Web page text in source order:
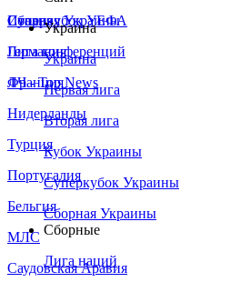
Сборная Украины
Италия
Германия
Франция
Нидерланды
Турция
Португалия
Бельгия
МЛС
Саудовская Аравия
Суперкубок УЕФА
Лига конференций
ЛЧ - Top News
Украина
Украина
Первая лига
Вторая лига
Кубок Украины
Суперкубок Украины
Сборная Украины
Сборные
Лига наций